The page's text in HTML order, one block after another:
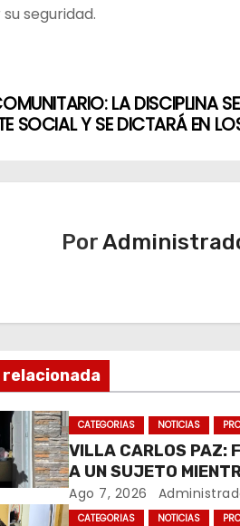
seguridad.
LA DISCIPLINA
SOCIAL Y SE DICTARÁ EN
Por
CATEGORIAS NOTICIAS
VILLA CARLOS PAZ:
A UN SUJETO
COMERCIALIZABA
MARIHUANA EN UNA
Ago 7, 2026
CATEGORIAS NOTICIAS